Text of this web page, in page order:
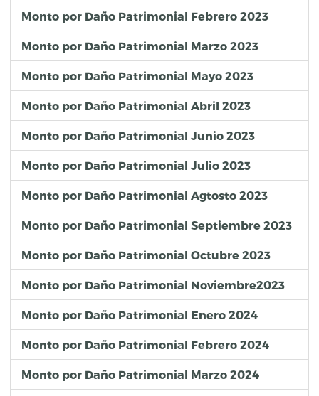
Monto por Daño Patrimonial Febrero 2023
Monto por Daño Patrimonial Marzo 2023
Monto por Daño Patrimonial Mayo 2023
Monto por Daño Patrimonial Abril 2023
Monto por Daño Patrimonial Junio 2023
Monto por Daño Patrimonial Julio 2023
Monto por Daño Patrimonial Agtosto 2023
Monto por Daño Patrimonial Septiembre 2023
Monto por Daño Patrimonial Octubre 2023
Monto por Daño Patrimonial Noviembre2023
Monto por Daño Patrimonial Enero 2024
Monto por Daño Patrimonial Febrero 2024
Monto por Daño Patrimonial Marzo 2024